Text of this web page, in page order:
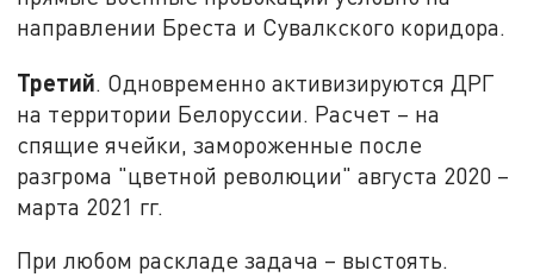
направлении Бреста и Сувалкского коридора.
Третий . Одновременно активизируются ДРГ
на территории Белоруссии. Расчет – на
спящие ячейки, замороженные после
разгрома "цветной революции" августа 2020 –
марта 2021 гг.
При любом раскладе задача – выстоять.